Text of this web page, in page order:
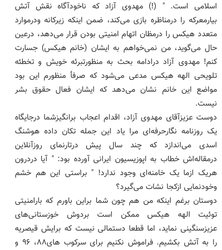
اسلامی است. " (!) مهدوی آزاد که ناخودآگاه نقش آتش
بیارمعرکه را درمناظره بازی می‌کند، ضمن اینکه زیرکانه ودرموارد
متعدد هیکس را درمظان اتهام امنیتی بودن قرار می‌دهد، درعین
حال می‌گوید، من نمی‌خواهم به ایشان (خانم هیکس) جسارت
کنم! مهدوی آزاد درادامه بحث به منظورتبرئه خویش و تخطئه
تلویحی الهه هیکس مدعی می‌شود که صرفأ منظورم این بود
مواضع این خانم نشان می‌دهد که ایشان فعال حقوق بشر
نیست.
دوست عزیزآقای مهدوی آزاد، اقدام اعجاب برانگیزشما درجایگاه
یک روزنامه نگارحرفه‌ای مرا یاد این جمله تکان داده هوشنگ
اسدی می‌اندازد که چند سال پیش درتارنمای روزآنلاین
درمقاله‌اش خطاب به اپوزیسیون ایرانی آورده بود: " آیا دردرون
هریک ازما یک خامنه‌ای وجود ندارد! " براستی این هم خشم
وخودنمایی ازکجا نشات می‌گیرد؟
دوستان برغم اینکه من هم چون شما براین باورم که بارامنیتی
توئیت الهه هیکس ممکن است بردوش خوزستانی‌های
عزیزسنگینی نماید، اما قطعا دستمالی نیست که برایش قیصریه
را به آتش بکشیم. فراموش نکنیم برای سرکوب های۸۸، ۹۶ و